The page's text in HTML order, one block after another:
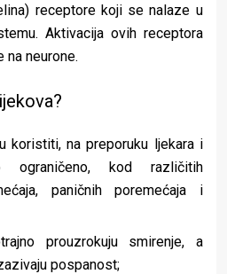
receptore koji se nalaze u
Aktivacija ovih receptora
na neurone.
koristiti, na preporuku ljekara i
ograničeno, kod različitih
paničnih poremećaja i
prouzrokuju smirenje, a
pospanost;